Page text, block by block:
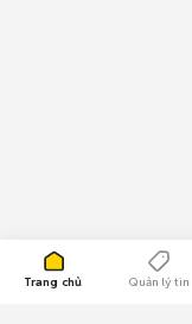
Trang chủ Quản lý tin